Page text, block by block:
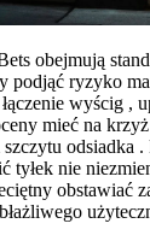
obejmują
ryzyko
wyścig ,
mieć na
odsiadka
tyłek nie